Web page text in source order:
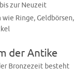
zur Neuzeit
Ringe, Geldbörsen,
der Antike
Bronzezeit besteht